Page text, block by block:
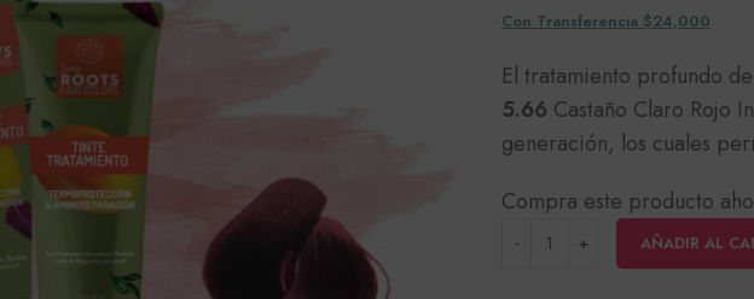
Con Transferencia $24,000
El tratamiento profundo
5.66 Castaño Claro Rojo
generación, los cuales
Compra este producto
AÑADIR AL